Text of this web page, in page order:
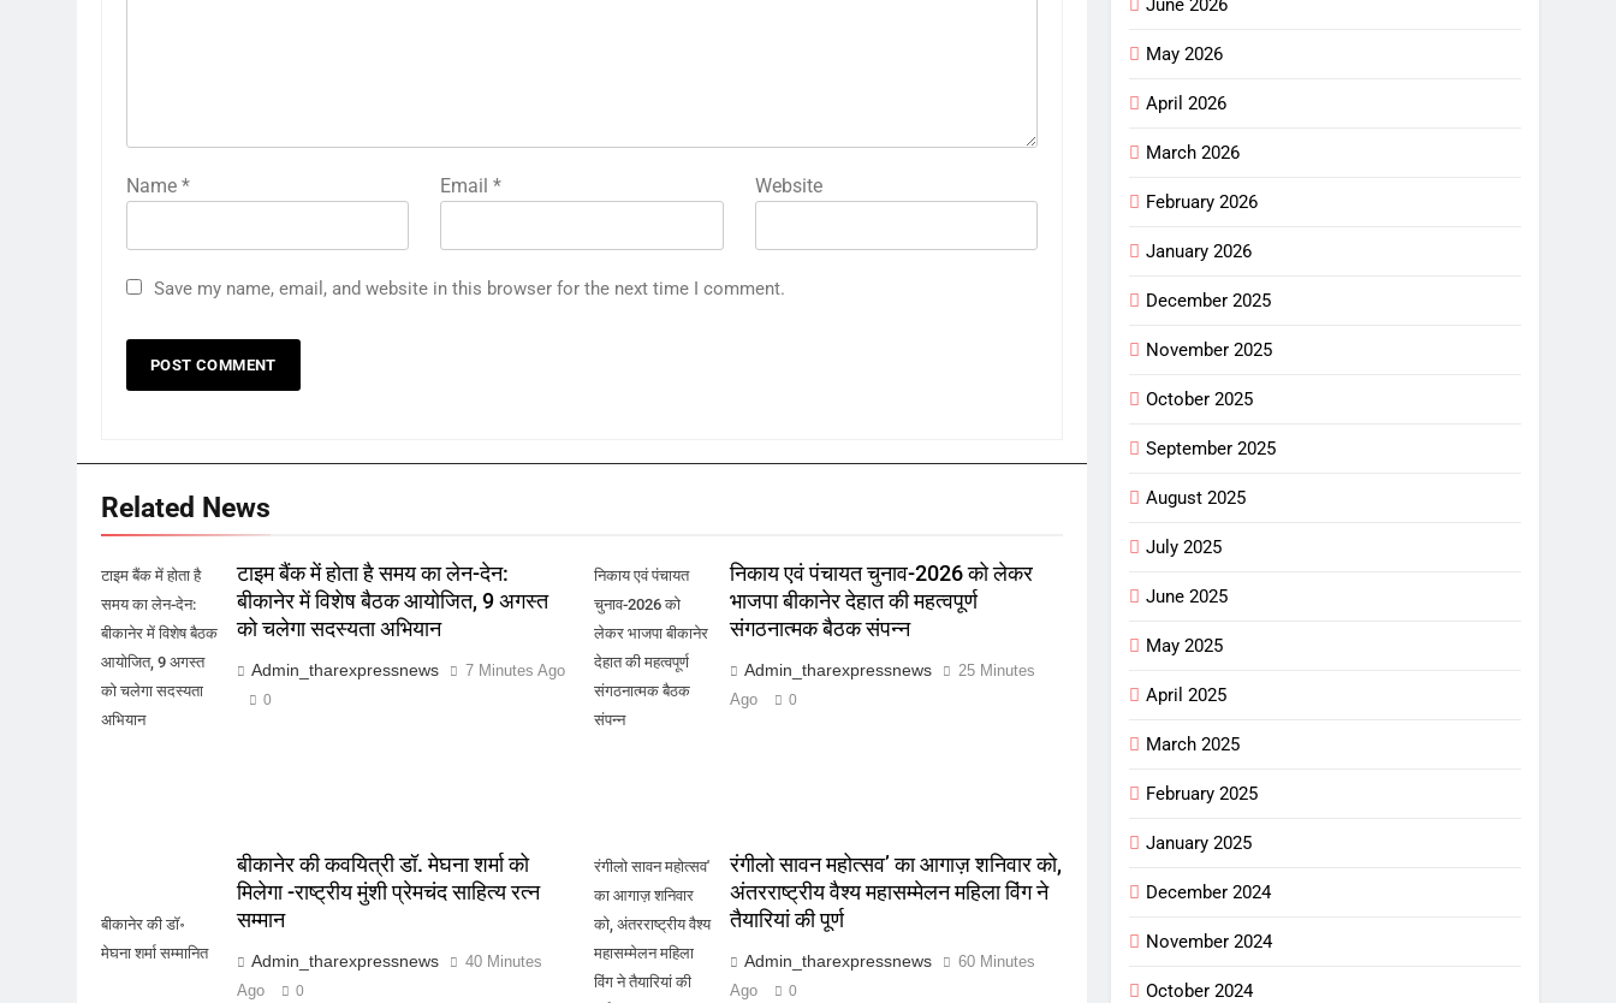
Name * Email* Website
Save my name, email, and website in this browser for the next time I comment.
Related News
टाइम बैंक में होता है
समय का लेन-देन:
बीकानेर में विशेष बैठक
आयोजित, 9 अगस्त
को चलेगा सदस्यता
अभियान
टाइम बैंक में होता है समय का लेन-देन:
बीकानेर में विशेष बैठक आयोजित, 9 अगस्त
को चलेगा सदस्यता अभियान
Admin_tharexpressnews 7 Minutes Ago
0
निकाय एवं पंचायत
चुनाव-2026 को
लेकर भाजपा बीकानेर
देहात की महत्वपूर्ण
संगठनात्मक बैठक
संपन्न
निकाय एवं पंचायत चुनाव-2026 को लेकर
भाजपा बीकानेर देहात की महत्वपूर्ण
संगठनात्मक बैठक संपन्न
Admin_tharexpressnews
25 Minutes
Ago
0
बीकानेर की डॉ॰
मेघना शर्मा सम्मानित
बीकानेर की कवयित्री डॉ. मेघना शर्मा को
मिलेगा -राष्ट्रीय मुंशी प्रेमचंद साहित्य रत्न
सम्मान
Admin_tharexpressnews
40 Minutes
Ago
0
रंगीलो सावन महोत्सव'
का आगाज़ शनिवार
को, अंतरराष्ट्रीय वैश्य
महासम्मेलन महिला
विंग ने तैयारियां की
रंगीलो सावन महोत्सव’ का आगाज़ शनिवार को,
अंतरराष्ट्रीय वैश्य महासम्मेलन महिला विंग ने
तैयारियां की पूर्ण
Admin_tharexpressnews
60 Minutes
Ago
0
June 2026
May 2026
April 2026
March 2026
February 2026
January 2026
December 2025
November 2025
October 2025
September 2025
August 2025
July 2025
June 2025
May 2025
April 2025
March 2025
February 2025
January 2025
December 2024
November 2024
October 2024